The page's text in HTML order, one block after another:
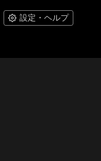
設定・ヘルプ